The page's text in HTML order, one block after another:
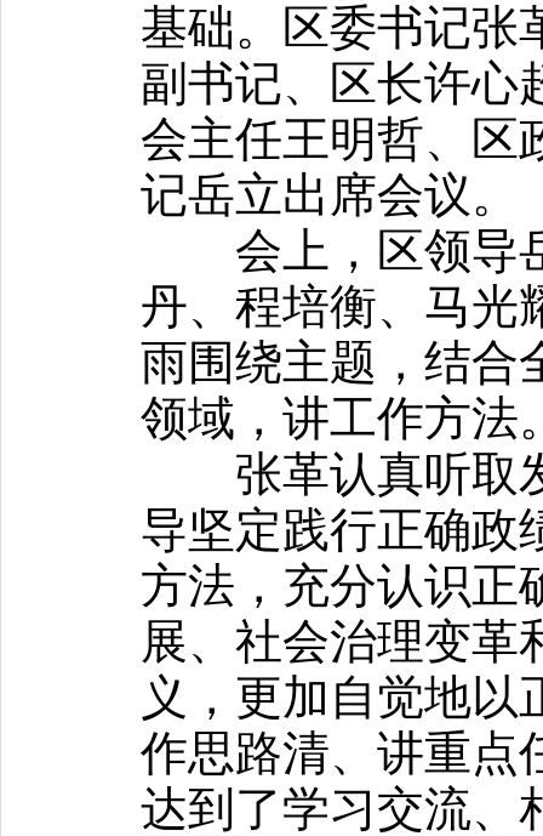
基础。区委书记张
副书记、区长许心
会主任王明哲、区
记岳立出席会议。
会上，区领导
丹、程培衡、马光
雨围绕主题，结合
领域，讲工作方法
张革认真听取
导坚定践行正确政
方法，充分认识正
展、社会治理变革
义，更加自觉地以
作思路清、讲重点
达到了学习交流、